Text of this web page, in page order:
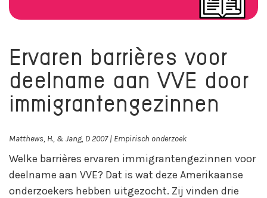
Ervaren barrières voor
deelname aan VVE door
immigrantengezinnen
Matthews, H., & Jang, D 2007 | Empirisch onderzoek
Welke barrières ervaren immigrantengezinnen voor
deelname aan VVE? Dat is wat deze Amerikaanse
onderzoekers hebben uitgezocht. Zij vinden drie